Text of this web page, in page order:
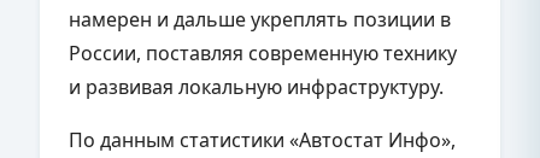
намерен и дальше укреплять позиции в
России, поставляя современную технику
и развивая локальную инфраструктуру.
По данным статистики «Автостат Инфо»,